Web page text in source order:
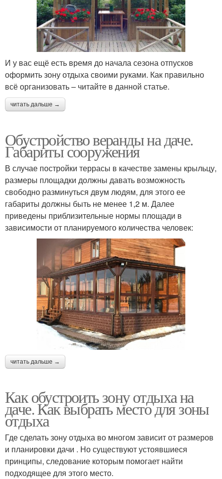
И у вас ещё есть время до начала сезона отпусков
оформить зону отдыха своими руками. Как правильно
всё организовать – читайте в данной статье.
читать дальше →
Обустройство веранды на даче.
Габариты сооружения
В случае постройки террасы в качестве замены крыльцу,
размеры площадки должны давать возможность
свободно разминуться двум людям, для этого ее
габариты должны быть не менее 1,2 м. Далее
приведены приблизительные нормы площади в
зависимости от планируемого количества человек:
читать дальше →
Как обустроить зону отдыха на
даче. Как выбрать место для зоны
отдыха
Где сделать зону отдыха во многом зависит от размеров
и планировки дачи . Но существуют устоявшиеся
принципы, следование которым помогает найти
подходящее для этого место.